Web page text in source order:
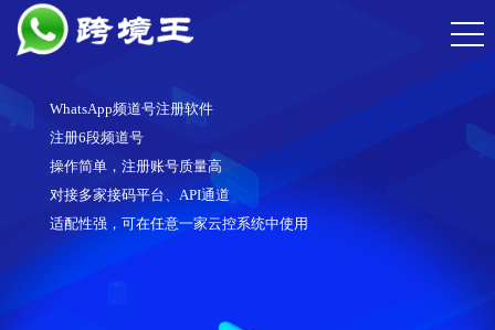
WhatsApp频道号注册软件
注册6段频道号
操作简单，注册账号质量高
对接多家接码平台、API通道
适配性强，可在任意一家云控系统中使用